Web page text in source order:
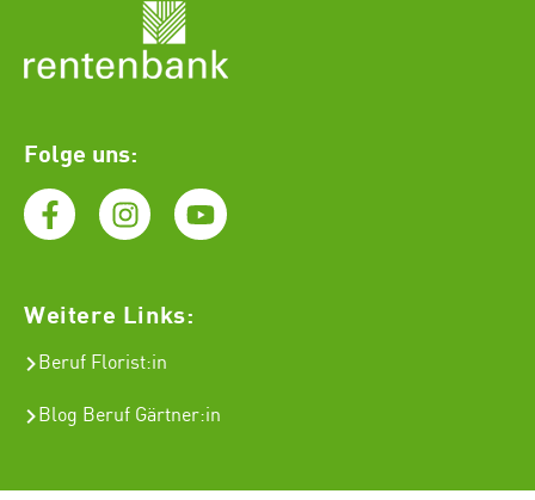
Folge uns:
Weitere Links:
Beruf Florist:in
Blog Beruf Gärtner:in